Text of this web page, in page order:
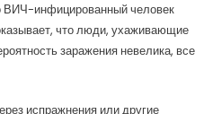
ВИЧ-инфицированный человек
что люди, ухаживающие
заражения невелика, все
испражнения или другие